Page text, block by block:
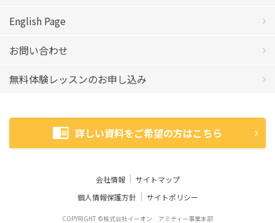
English Page
お問い合わせ
無料体験レッスンのお申し込み
詳しい資料をご希望の方はこちら
会社情報
サイトマップ
個人情報保護方針
サイトポリシー
COPYRIGHT ©株式会社イーオン アミティー事業本部